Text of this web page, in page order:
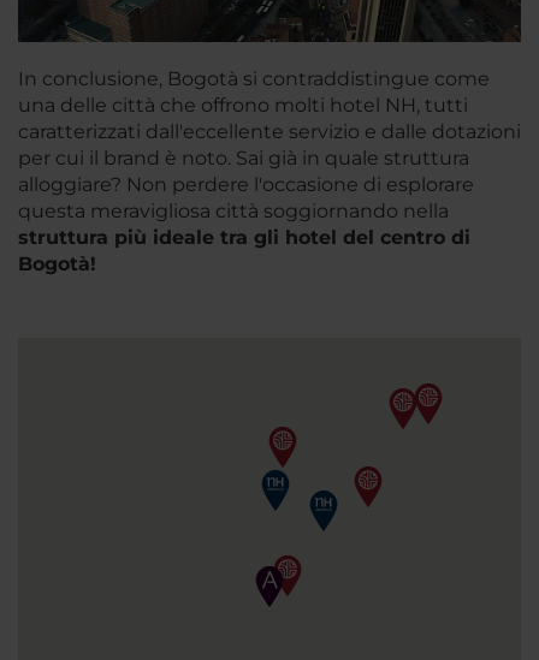
In conclusione, Bogotà si contraddistingue come
una delle città che offrono molti hotel NH, tutti
caratterizzati dall'eccellente servizio e dalle dotazioni
per cui il brand è noto. Sai già in quale struttura
alloggiare? Non perdere l'occasione di esplorare
questa meravigliosa città soggiornando nella
struttura più ideale tra gli hotel del centro di
Bogotà!